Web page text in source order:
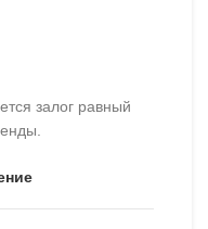
залог равный